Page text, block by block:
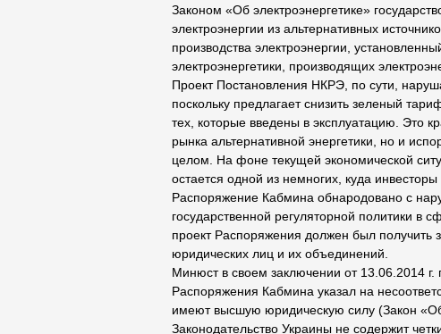
Законом «Об электроэнергетике»
электроэнергии из альтернативных
производства электроэнергии,
электроэнергетики, производящих
Проект Постановления НКРЭ, по сути,
поскольку предлагает снизить зеленый
тех, которые введены в эксплуатацию. Это
рынка альтернативной энергетики, но и
целом. На фоне текущей экономической
остается одной из немногих, куда
Распоряжение Кабмина обнародовано с
государственной регуляторной политики в
проект Распоряжения должен был получить
юридических лиц и их объединений.
Минюст в своем заключении от 13.06.2014 г.
Распоряжения Кабмина указал на
имеют высшую юридическую силу (Закон «Об
Законодательство Украины не содержит